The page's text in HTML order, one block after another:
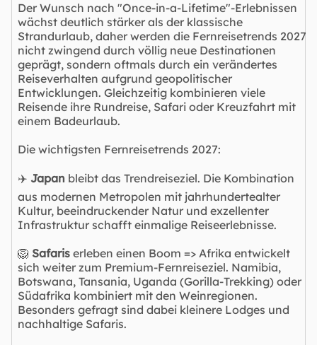
Der Wunsch nach "Once-in-a-Lifetime"-Erlebnissen
wächst deutlich stärker als der klassische
Strandurlaub, daher werden die Fernreisetrends 2027
nicht zwingend durch völlig neue Destinationen
geprägt, sondern oftmals durch ein verändertes
Reiseverhalten aufgrund geopolitischer
Entwicklungen. Gleichzeitig kombinieren viele
Reisende ihre Rundreise, Safari oder Kreuzfahrt mit
einem Badeurlaub.
Die wichtigsten Fernreisetrends 2027:
✈️ Japan bleibt das Trendreiseziel. Die Kombination
aus modernen Metropolen mit jahrhundertealter
Kultur, beeindruckender Natur und exzellenter
Infrastruktur schafft einmalige Reiseerlebnisse.
🦁 Safaris erleben einen Boom => Afrika entwickelt
sich weiter zum Premium-Fernreiseziel. Namibia,
Botswana, Tansania, Uganda (Gorilla-Trekking) oder
Südafrika kombiniert mit den Weinregionen.
Besonders gefragt sind dabei kleinere Lodges und
nachhaltige Safaris.